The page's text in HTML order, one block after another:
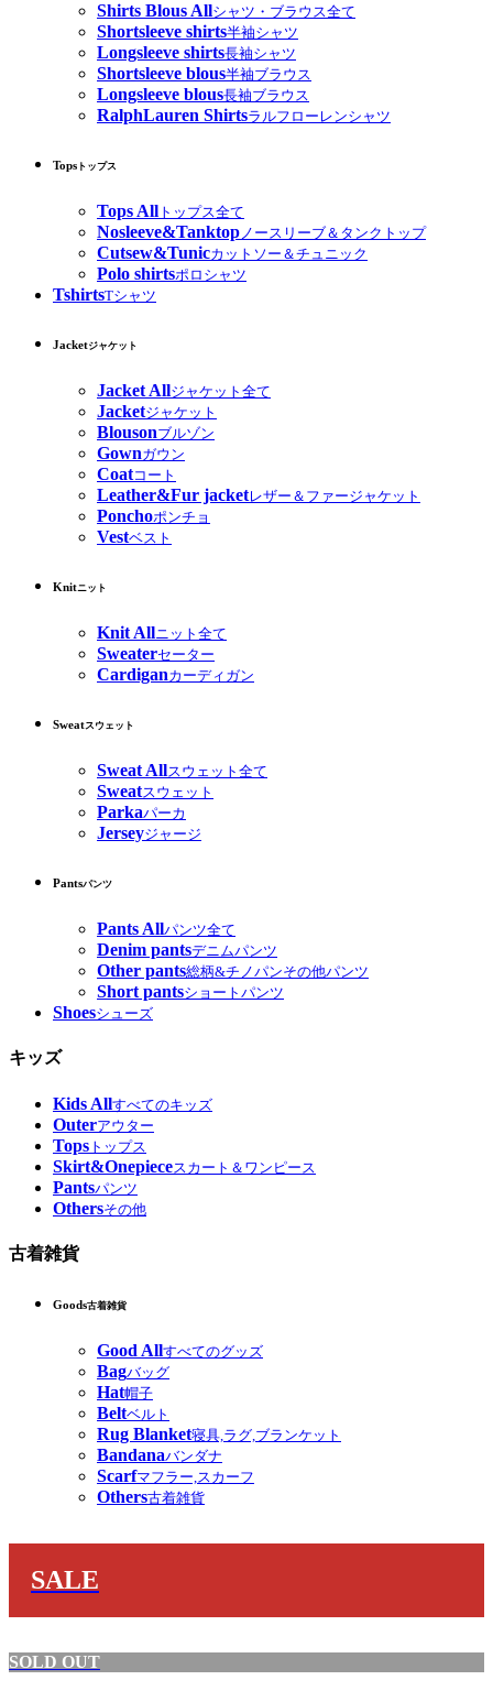
Shirts Blous Allシャツ・ブラウス全て
Shortsleeve shirts半袖シャツ
Longsleeve shirts長袖シャツ
Shortsleeve blous半袖ブラウス
Longsleeve blous長袖ブラウス
RalphLauren Shirtsラルフローレンシャツ
Tops トップス
Tops All トップス全て
Nosleeve&Tanktopノースリーブ＆タンクトップ
Cutsew&Tunicカットソー＆チュニック
Polo shirtsポロシャツ
TshirtsTシャツ
Jacketジャケット
Jacket Allジャケット全て
Jacketジャケット
Blousonブルゾン
Gownガウン
Coatコート
Leather&Fur jacketレザー＆ファージャケット
Ponchoポンチョ
Vestベスト
Knitニット
Knit Allニット全て
Sweaterセーター
Cardiganカーディガン
Sweatスウェット
Sweat Allスウェット全て
Sweatスウェット
Parkaパーカ
Jerseyジャージ
Pantsパンツ
Pants Allパンツ全て
Denim pantsデニムパンツ
Other pants総柄&チノパンその他パンツ
Short pantsショートパンツ
Shoesシューズ
キッズ
Kids Allすべてのキッズ
Outerアウター
Tops トップス
Skirt&Onepieceスカート＆ワンピース
Pantsパンツ
Othersその他
古着雑貨
Goods古着雑貨
Good Allすべてのグッズ
Bagバッグ
Hat帽子
Beltベルト
Rug Blanket寝具,ラグ,ブランケット
Bandanaバンダナ
Scarfマフラー,スカーフ
Others古着雑貨
SALE
SOLD OUT